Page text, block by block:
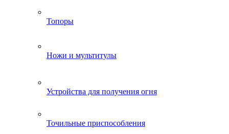
Топоры
Ножи и мультитулы
Устройства для получения огня
Точильные приспособления